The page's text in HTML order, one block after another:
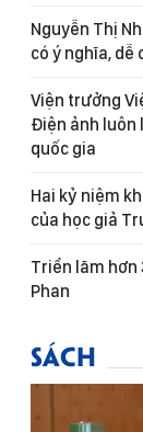
Nguyễn Thị
có ý nghĩa, dễ
Viện trưởng
Điện ảnh luôn
quốc gia
Hai kỷ niệm
của học giả
Triển lãm hơn
Phan
SÁCH